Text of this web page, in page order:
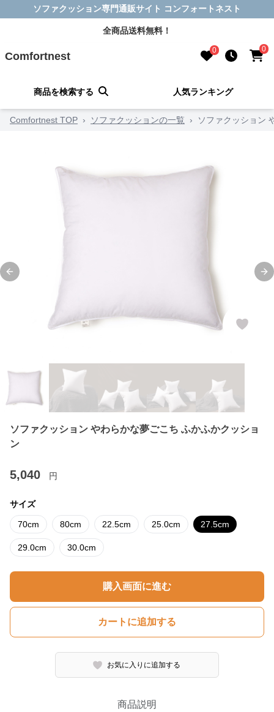
ソファクッション専門通販サイト コンフォートネスト
全商品送料無料！
Comfortnest 0 0
商品を検索する 人気ランキング
Comfortnest TOP › ソファクッションの一覧 › ソファクッション
Previous slide
ソファクッション やわらかな夢ごこち ふかふかクッショ
ン
5,040 円
サイズ
70cm 80cm 22.5cm 25.0cm 27.5cm
29.0cm 30.0cm
購入画面に進む
カートに追加する
お気に入りに追加する
商品説明